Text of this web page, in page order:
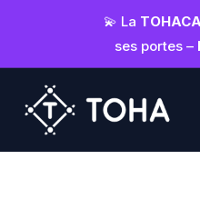
💫 La
ses portes –